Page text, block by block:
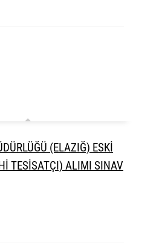
(ELAZIĞ) ESKİ
TESİSATÇI) ALIMI SINAV